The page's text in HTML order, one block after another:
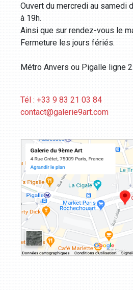
Ouvert du mercredi au samedi
à 19h.
Ainsi que sur rendez-vous le
Fermeture les jours fériés.
Métro Anvers ou Pigalle ligne 2.
Tél : +33 9 83 21 03 84
contact@galerie9art.com